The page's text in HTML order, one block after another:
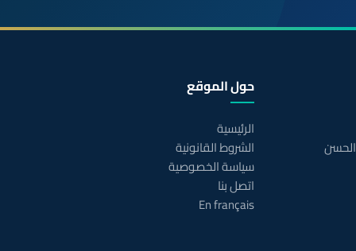
حول الموقع
الرئيسية
الشروط القانونية
سياسة الخصوصية
اتصل بنا
En français